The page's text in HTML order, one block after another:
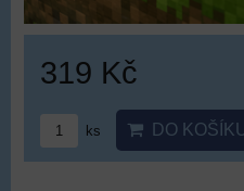
319 Kč
ks DO